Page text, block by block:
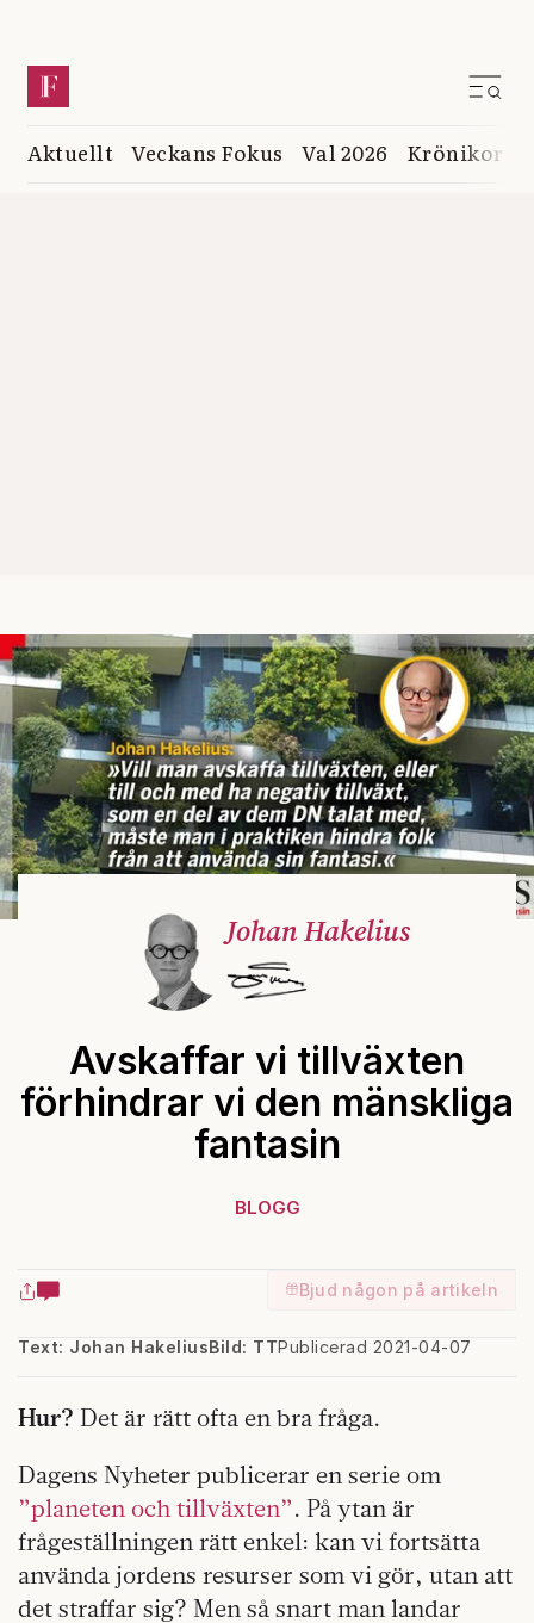
Aktuellt Veckans Fokus Val 2026 Krönikor
Johan Hakelius
Avskaffar vi tillväxten
förhindrar vi den mänskliga
fantasin
BLOGG
Bjud någon på artikeln
Text: Johan Hakelius Publicerad 2021-04-07
Bild: TT
Hur? Det är rätt ofta en bra fråga.
Dagens Nyheter publicerar en serie om
”planeten och tillväxten”. På ytan är
frågeställningen rätt enkel: kan vi fortsätta
använda jordens resurser som vi gör, utan att
det straffar sig? Men så snart man landar